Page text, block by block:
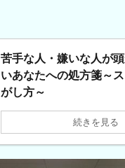
苦手な人・嫌いな人が
いあなたへの処方箋～
がし方～
続きを見る